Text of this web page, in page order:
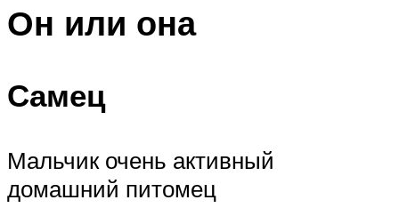
Он или она
Самец
Мальчик очень активный
домашний питомец